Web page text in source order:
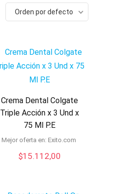
Orden por defecto
Crema Dental Colgate
Triple Acción x 3 Und x
75 Ml P.E
Mejor oferta en: exito.com
$15.112,00